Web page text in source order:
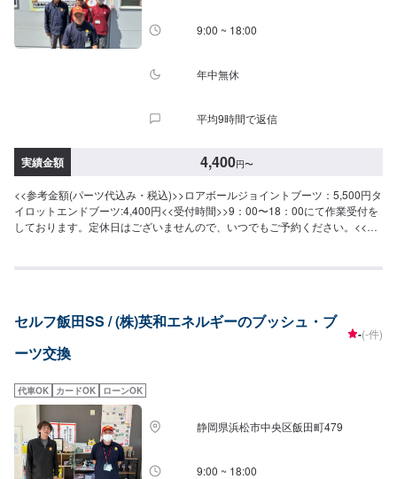
9:00 ~ 18:00
年中無休
平均9時間で返信
実績金額 4,400円〜
<<参考金額(パーツ代込み・税込)>>ロアボールジョイントブーツ：5,500円タ
イロットエンドブーツ:4,400円<<受付時間>>9：00〜18：00にて作業受付を
しております。定休日はございませんので、いつでもご予約ください。<<ア
セルフ飯田SS / (株)英和エネルギーのブッシュ・ブ
ーツ交換
-(-件)
代車OK カードOK ローンOK
静岡県浜松市中央区飯田町479
9:00 ~ 18:00